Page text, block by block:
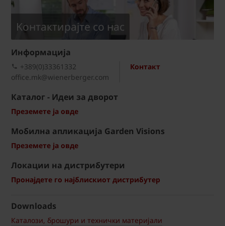
Kонтактирајте со нас
Информациja
Контакт
+389(0)33361332
office.mk@wienerberger.com
Каталог - Идеи за дворот
Преземете ја овде
Мобилна апликација Garden Visions
Преземете ја овде
Локации на дистрибутери
Пронајдете го најблискиот дистрибутер
Downloads
Каталози, брошури и технички материјали